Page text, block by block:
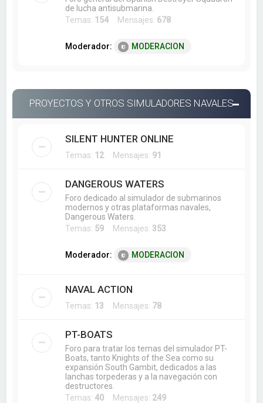
de lucha antisubmarina.
Temas: 154 Mensajes: 678
Moderador: MODERACION
PROYECTOS Y OTROS SIMULADORES NAVALES
SILENT HUNTER ONLINE
Temas: 12Mensajes: 91
DANGEROUS WATERS
Foro dedicado al simulador de submarinos
modernos y otras plataformas navales,
Dangerous Waters.
Temas: 59 Mensajes: 353
Moderador: MODERACION
NAVAL ACTION
Temas: 13 Mensajes: 78
PT-BOATS
Foro para tratar los temas del simulador PT-
Boats, tanto Knights of the Sea como su
expansión South Gambit, dedicados a las
lanchas torpederas y a la navegación con
destructores.
Temas:40 Mensajes: 249